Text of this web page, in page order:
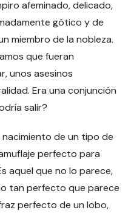
afeminado, delicado,
gótico y de
miembro de la nobleza.
que fueran
unos asesinos
Era una conjunción
salir?
nacimiento de un tipo de
perfecto para
aquel que no lo parece,
tan perfecto que parece
perfecto de un lobo,